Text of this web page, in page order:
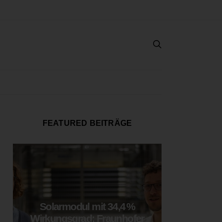
FEATURED BEITRÄGE
Solarmodul mit 34,4 %
Wirkungsgrad: Fraunhofer